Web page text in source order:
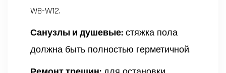
W8-W12.
Санузлы и душевые: стяжка пола
должна быть полностью герметичной.